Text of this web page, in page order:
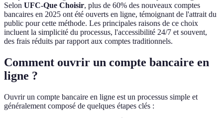
Selon UFC-Que Choisir, plus de 60% des nouveaux comptes
bancaires en 2025 ont été ouverts en ligne, témoignant de l'attrait du
public pour cette méthode. Les principales raisons de ce choix
incluent la simplicité du processus, l'accessibilité 24/7 et souvent,
des frais réduits par rapport aux comptes traditionnels.
Comment ouvrir un compte bancaire en
ligne ?
Ouvrir un compte bancaire en ligne est un processus simple et
généralement composé de quelques étapes clés :